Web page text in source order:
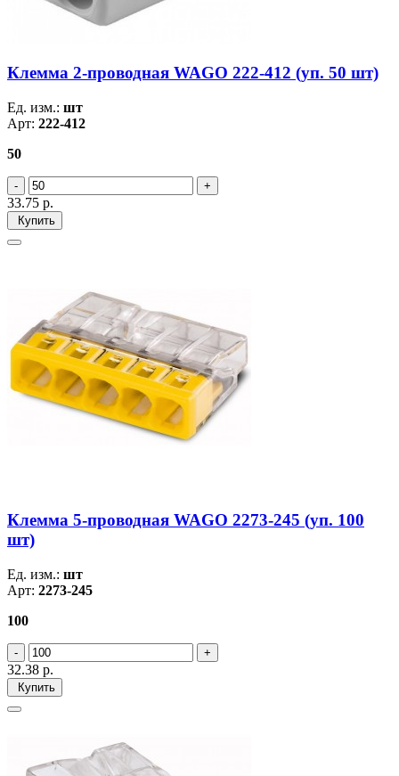
Клемма 2-проводная WAGO 222-412 (уп. 50 шт)
Ед. изм.: шт
Арт: 222-412
50
33.75 р.
Купить
Клемма 5-проводная WAGO 2273-245 (уп. 100
шт)
Ед. изм.: шт
Арт: 2273-245
100
32.38 р.
Купить